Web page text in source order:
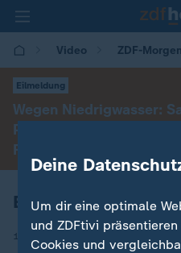
Video ZDF-
Eilmeldung
Wegen Niedrigwasser:
Pfalz heben als erste
Feiertagsfahrverbot auf
EU: "Bruch des
14.10.2024 | 05:30
Deine
Um dir eine optimale
und ZDFtivi
Cookies und